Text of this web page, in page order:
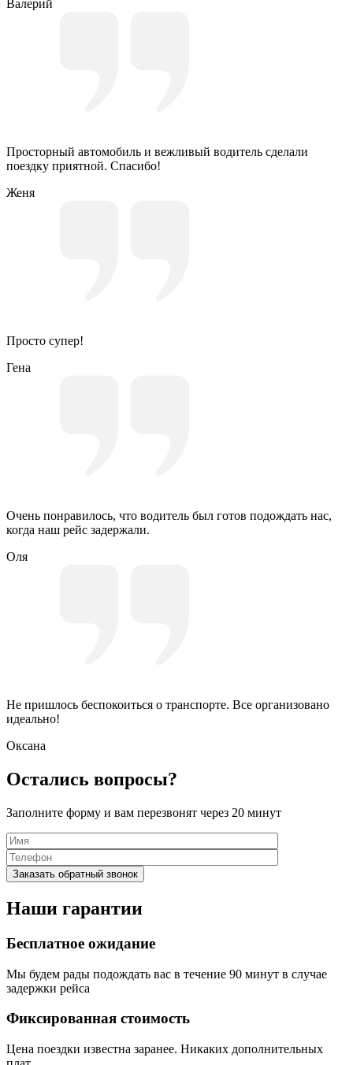
Валерий
Просторный автомобиль и вежливый водитель сделали
поездку приятной. Спасибо!
Женя
Просто супер!
Гена
Очень понравилось, что водитель был готов подождать нас,
когда наш рейс задержали.
Оля
Не пришлось беспокоиться о транспорте. Все организовано
идеально!
Оксана
Остались вопросы?
Заполните форму и вам перезвонят через 20 минут
Наши гарантии
Бесплатное ожидание
Мы будем рады подождать вас в течение 90 минут в случае
задержки рейса
Фиксированная стоимость
Цена поездки известна заранее. Никаких дополнительных